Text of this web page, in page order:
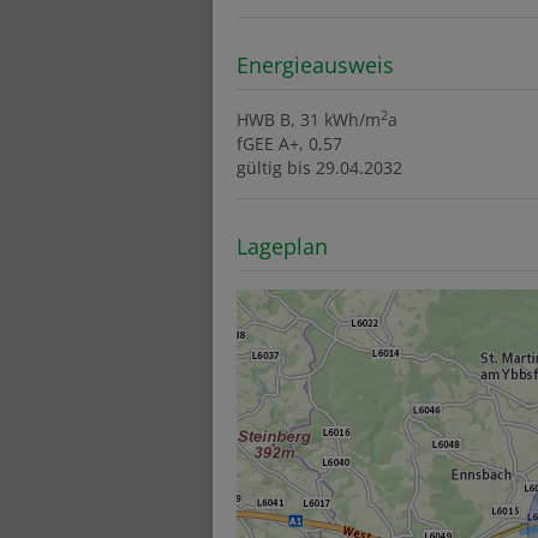
Energieausweis
HWB B, 31 kWh/m2a
fGEE A+, 0,57
gültig bis 29.04.2032
Lageplan